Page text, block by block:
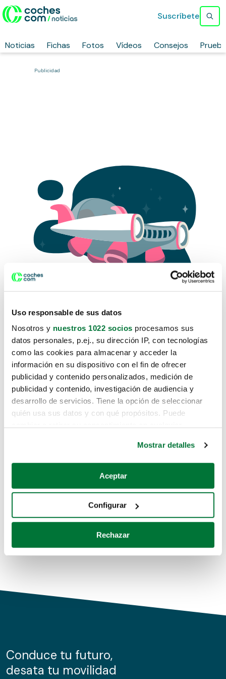
Uso responsable de sus datos
Nosotros y nuestros 1022 socios procesamos sus
datos personales, p.ej., su dirección IP, con tecnologías
como las cookies para almacenar y acceder la
información en su dispositivo con el fin de ofrecer
publicidad y contenido personalizados, medición de
publicidad y contenido, investigación de audiencia y
desarrollo de servicios. Tiene la opción de seleccionar
quién usa sus datos y con qué propósitos. Puede
Si lo permite, también quisiéramos:
Recopilar información sobre su ubicación geográfica
Identificar su dispositivo analizándolo activamente
para buscar características específicas (huellas
Obtenga más información sobre cómo se procesan sus
de cookies.
información sobre el uso que haga del sitio web con
nuestros partners de redes sociales, publicidad y análisis
Mostrar detalles
Aceptar
Configurar
Rechazar
Noticias Fichas Fotos Vídeos Consejos
Suscríbete
Publicidad
Lo sentimos, no sabemos como
te hemos traido hasta aquí.
Pero puedes encontrar el coche que estás
buscando en alguno de estos enlaces:
Coches de segunda mano
Coches de km0
Conduce tu futuro,
desata tu movilidad